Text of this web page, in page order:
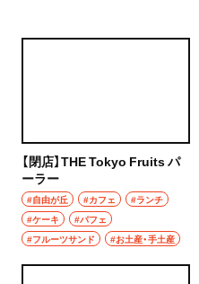
【閉店】THE Tokyo Fruits パ
ーラー
#自由が丘 #カフェ
#ランチ
#ケーキ
#パフェ
#フルーツサンド
#お土産・手土産